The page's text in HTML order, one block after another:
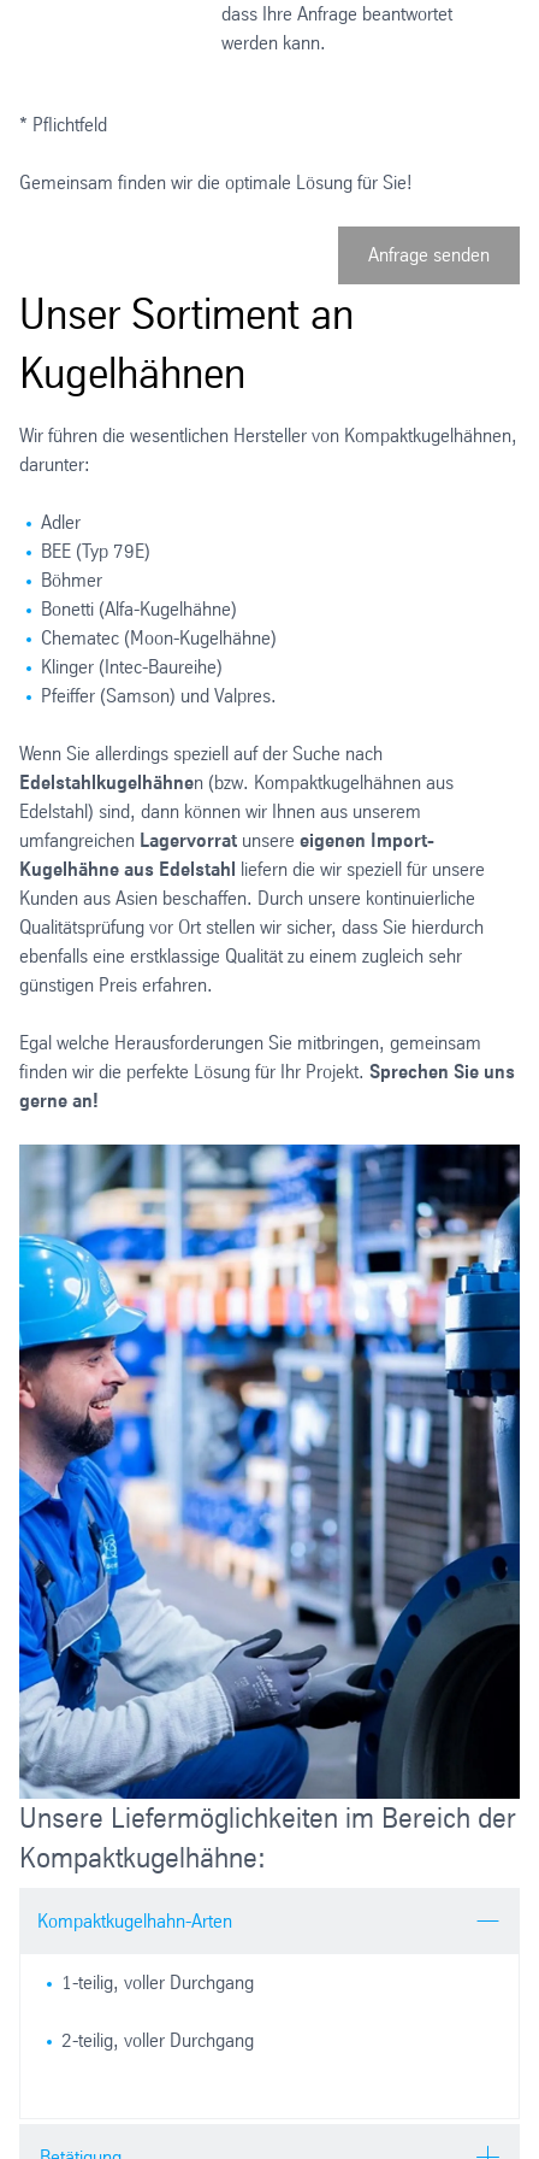
dass Ihre Anfrage beantwortet
werden kann.
* Pflichtfeld
Gemeinsam finden wir die optimale Lösung für Sie!
Anfrage senden
Unser Sortiment an
Kugelhähnen
Wir führen die wesentlichen Hersteller von Kompaktkugelhähnen,
darunter:
Adler
BEE (Typ 79E)
Böhmer
Bonetti (Alfa-Kugelhähne)
Chematec (Moon-Kugelhähne)
Klinger (Intec-Baureihe)
Pfeiffer (Samson) und Valpres.
Wenn Sie allerdings speziell auf der Suche nach
Edelstahlkugelhähnen (bzw. Kompaktkugelhähnen aus
Edelstahl) sind, dann können wir Ihnen aus unserem
umfangreichen Lagervorrat unsere eigenen Import-
Kugelhähne aus Edelstahl liefern die wir speziell für unsere
Kunden aus Asien beschaffen. Durch unsere kontinuierliche
Qualitätsprüfung vor Ort stellen wir sicher, dass Sie hierdurch
ebenfalls eine erstklassige Qualität zu einem zugleich sehr
günstigen Preis erfahren.
Egal welche Herausforderungen Sie mitbringen, gemeinsam
finden wir die perfekte Lösung für Ihr Projekt. Sprechen Sie uns
gerne an!
Unsere Liefermöglichkeiten im Bereich der
Kompaktkugelhähne:
Kompaktkugelhahn-Arten
1-teilig, voller Durchgang
2-teilig, voller Durchgang